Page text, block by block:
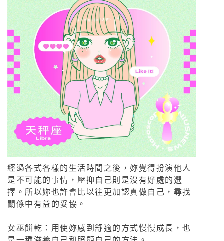
經過各式各樣的生活時間之後，妳覺得扮演他人
是不可能的事情，壓抑自己則是沒有好處的選
擇。所以妳也許會比以往更加認真做自己，尋找
關係中有益的妥協。
女巫餅乾：用使妳感到舒適的方式慢慢成長，也